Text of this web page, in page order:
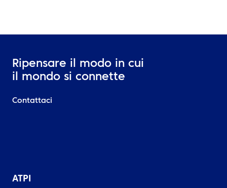
Ripensare il modo in cui
il mondo si connette
Contattaci
ATPI